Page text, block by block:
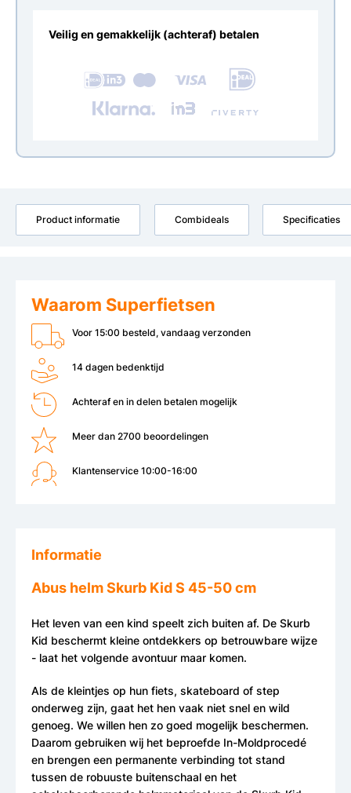
Veilig en gemakkelijk (achteraf) betalen
Product informatie Combideals Specificaties
Waarom Superfietsen
Voor 15:00 besteld, vandaag verzonden
14 dagen bedenktijd
Achteraf en in delen betalen mogelijk
Meer dan 2700 beoordelingen
Klantenservice 10:00-16:00
Informatie
Abus helm Skurb Kid S 45-50 cm
Het leven van een kind speelt zich buiten af. De Skurb
Kid beschermt kleine ontdekkers op betrouwbare wijze
- laat het volgende avontuur maar komen.
Als de kleintjes op hun fiets, skateboard of step
onderweg zijn, gaat het hen vaak niet snel en wild
genoeg. We willen hen zo goed mogelijk beschermen.
Daarom gebruiken wij het beproefde In-Moldprocedé
en brengen een permanente verbinding tot stand
tussen de robuuste buitenschaal en het